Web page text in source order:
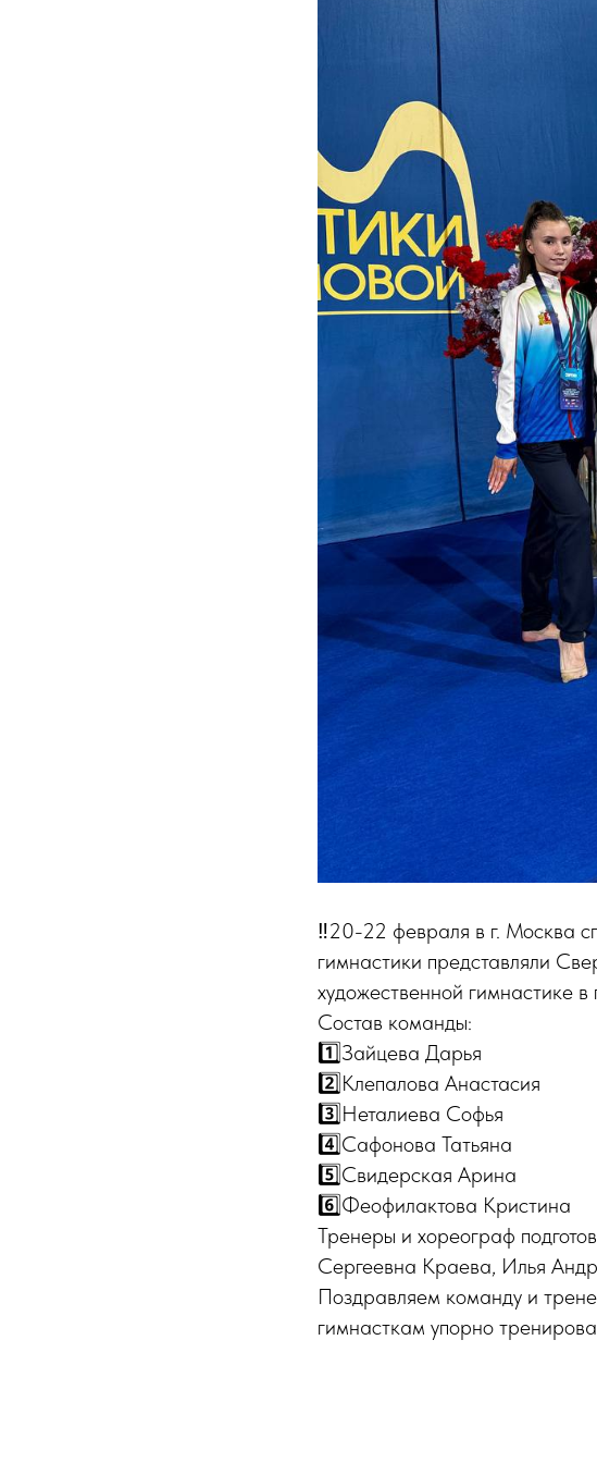
‼️20-22 февраля в г. Москва
гимнастики представляли
художественной гимнастике
Состав команды:
1️⃣Зайцева Дарья
2️⃣Клепалова Анастасия
3️⃣Неталиева Софья
4️⃣Сафонова Татьяна
5️⃣Свидерская Арина
6️⃣Феофилактова Кристина
Тренеры и хореограф
Сергеевна Краева, Илья
Поздравляем команду и
гимнасткам упорно